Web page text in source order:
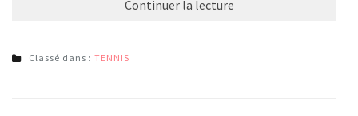
Continuer la lecture
Classé dans : TENNIS